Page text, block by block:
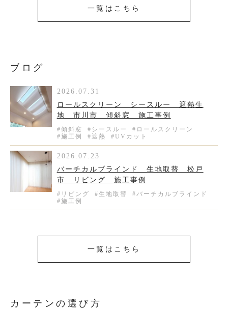
一覧はこちら
ブログ
2026.07.31
ロールスクリーン シースルー 遮熱生
地 市川市 傾斜窓 施工事例
#傾斜窓 #シースルー
#ロールスクリーン
#施工例
#遮熱 #UVカット
2026.07.23
バーチカルブラインド 生地取替 松戸
市 リビング 施工事例
#リビング #生地取替
#バーチカルブラインド
#施工例
一覧はこちら
カーテンの選び方